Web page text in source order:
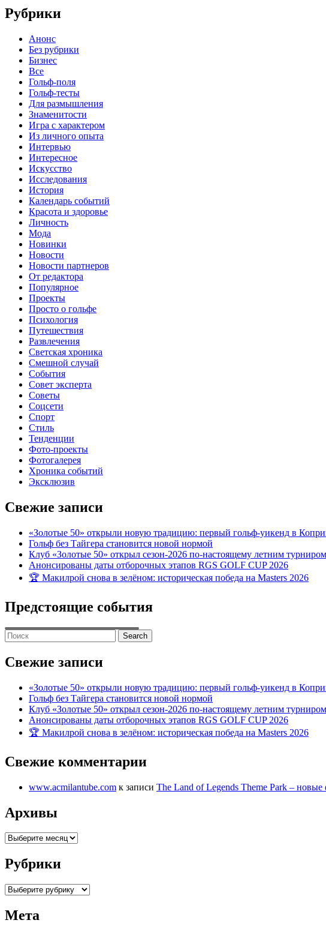
Рубрики
Анонс
Без рубрики
Бизнес
Все
Гольф-поля
Гольф-тесты
Для размышления
Знаменитости
Игра с характером
Из личного опыта
Интервью
Интересное
Искусство
Исследования
История
Календарь событий
Красота и здоровье
Личность
Мода
Новинки
Новости
Новости партнеров
От редактора
Популярное
Проекты
Просто о гольфе
Психология
Путешествия
Развлечения
Светская хроника
Смешной случай
События
Совет эксперта
Советы
Соцсети
Спорт
Стиль
Тенденции
Фото-проекты
Фотогалерея
Хроника событий
Эксклюзив
Свежие записи
«Золотые 50» открыли новую традицию: первый гольф-уикенд в
Гольф без Тайгера становится новой нормой
Клуб «Золотые 50» открыл сезон-2026 по-настоящему летним турниром
Анонсированы даты отборочных этапов RGS GOLF CUP 2026
🏆 Макилрой снова в зелёном: историческая победа на Masters 2026
Предстоящие события
Search
for:
Свежие записи
«Золотые 50» открыли новую традицию: первый гольф-уикенд в
Гольф без Тайгера становится новой нормой
Клуб «Золотые 50» открыл сезон-2026 по-настоящему летним турниром
Анонсированы даты отборочных этапов RGS GOLF CUP 2026
🏆 Макилрой снова в зелёном: историческая победа на Masters 2026
Свежие комментарии
www.acmilantube.com к записи The Land of Legends Theme Park –
Архивы
Архивы
Рубрики
Рубрики
Мета